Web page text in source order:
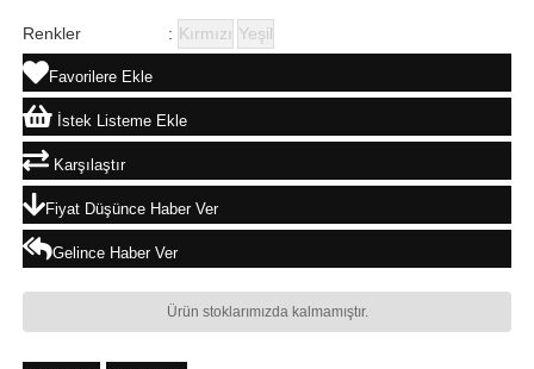
Renkler : Kırmızı Yeşil
Favorilere Ekle
İstek Listeme Ekle
Karşılaştır
Fiyat Düşünce Haber Ver
Gelince Haber Ver
Ürün stoklarımızda kalmamıştır.